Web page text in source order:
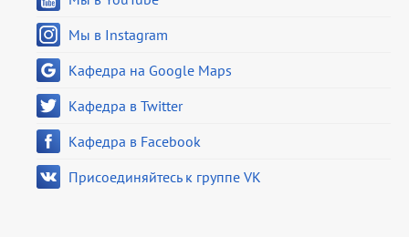
Мы в Instagram
Кафедра на Google Maps
Кафедра в Twitter
Кафедра в Facebook
Присоединяйтесь к группе VK